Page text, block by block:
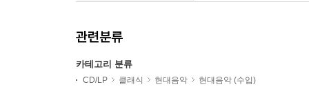
관련분류
카테고리 분류
CD/LP 클래식 현대음악
현대음악 (수입)